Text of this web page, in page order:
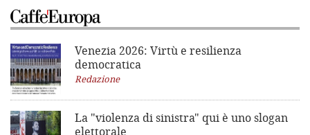
Venezia 2026: Virtù e resilienza
democratica
Redazione
La "violenza di sinistra" qui è uno slogan
elettorale